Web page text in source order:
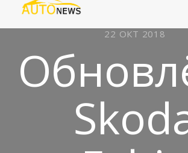
22 ОКТ 2018